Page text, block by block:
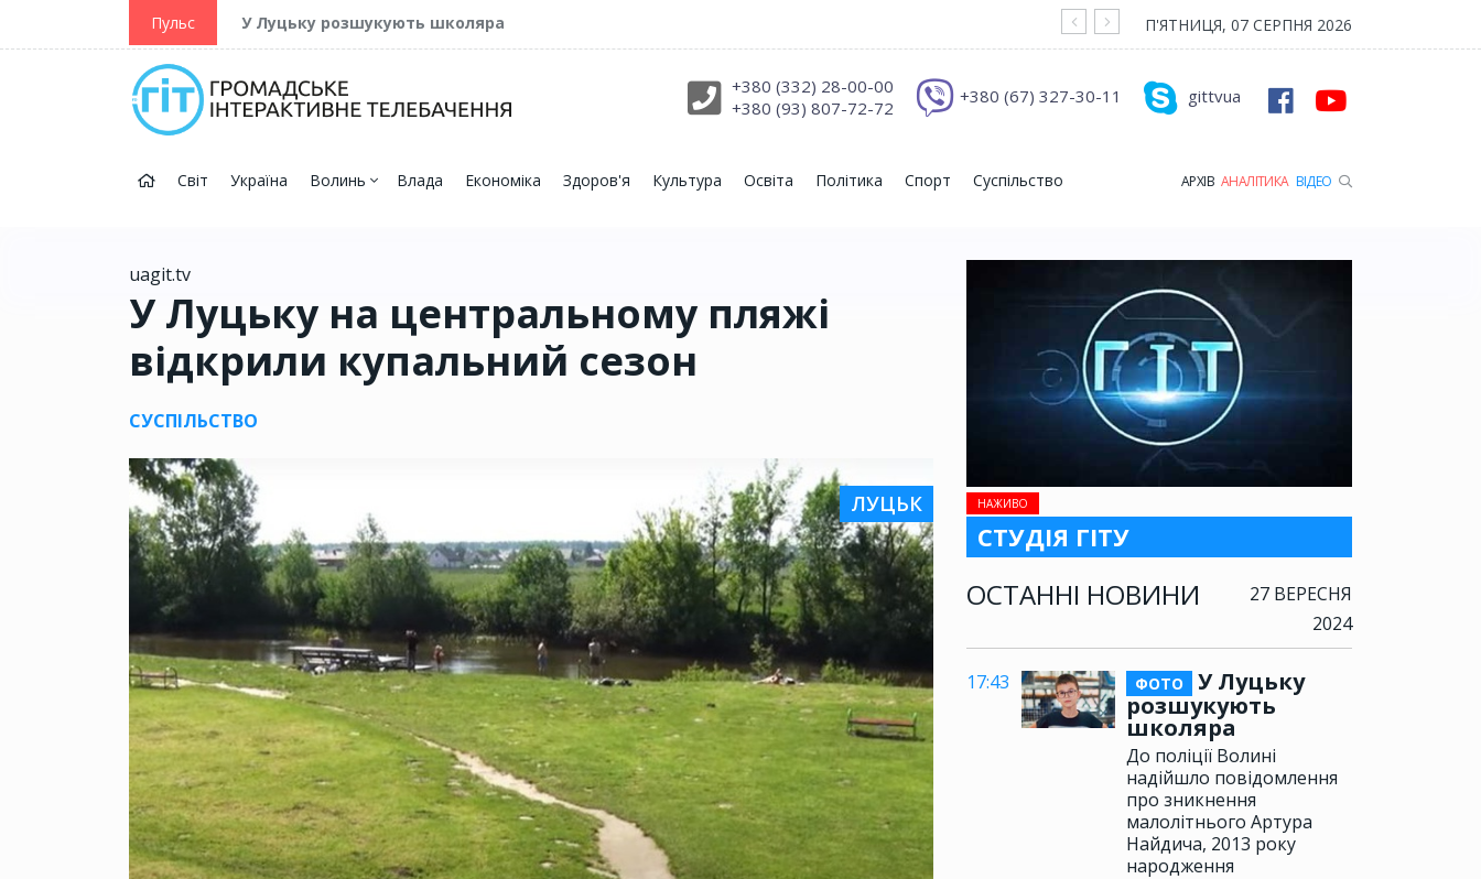
Пульс У Луцьку розшукують школяра На війні загинув Герой з Рожищенської
П'ЯТНИЦЯ, 07 СЕРПНЯ 2026
gittvua
+380 (67) 327-30-11
+380 (332) 28-00-00
+380 (93) 807-72-72
Світ Україна Волинь Влада Економіка Здоров'я Культура Освіта Політика Спорт Суспільство АРХІВ АНАЛІТИКА ВІДЕО
НАЖИВО
СТУДІЯ ГІТУ
ОСТАННІ НОВИНИ
27 ВЕРЕСНЯ
2024
17:43 ФОТО
У Луцьку
розшукують
школяра
До поліції Волині
надійшло повідомлення
про зникнення
малолітнього Артура
Найдича, 2013 року
народження
uagit.tv
У Луцьку на центральному пляжі
відкрили купальний сезон
СУСПІЛЬСТВО
ЛУЦЬК